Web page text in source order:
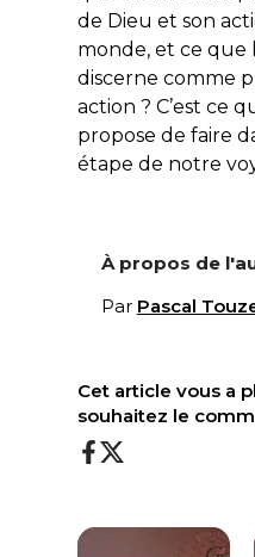
de Dieu et son
monde, et ce que
discerne comme
action ? C’est ce
propose de faire
étape de notre
À propos de
Par Pascal
Cet article vous a
souhaitez le